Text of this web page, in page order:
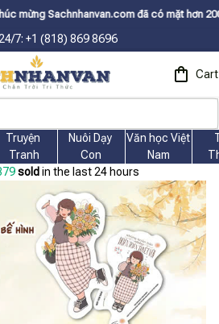
đã có mặt hơn 200 quốc gia
7: +1 (818) 869 8696
Cart
Truyện
Tranh
Nuôi Dạy
Con
Văn học Việt
Nam
sold in the last 24 hours